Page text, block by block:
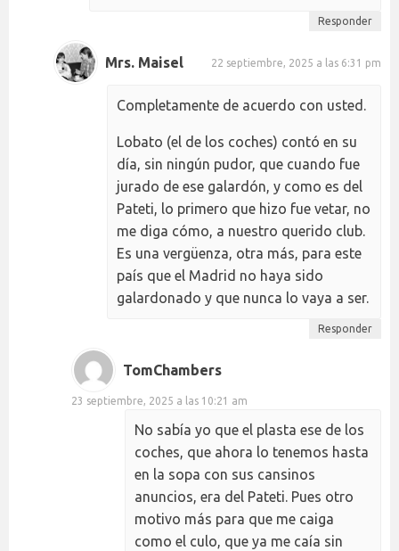
Responder
Mrs. Maisel 22 septiembre, 2025 a las 6:31 pm
Completamente de acuerdo con usted.
Lobato (el de los coches) contó en su
día, sin ningún pudor, que cuando fue
jurado de ese galardón, y como es del
Pateti, lo primero que hizo fue vetar, no
me diga cómo, a nuestro querido club.
Es una vergüenza, otra más, para este
país que el Madrid no haya sido
galardonado y que nunca lo vaya a ser.
Responder
TomChambers
23 septiembre, 2025 a las 10:21 am
No sabía yo que el plasta ese de los
coches, que ahora lo tenemos hasta
en la sopa con sus cansinos
anuncios, era del Pateti. Pues otro
motivo más para que me caiga
como el culo, que ya me caía sin